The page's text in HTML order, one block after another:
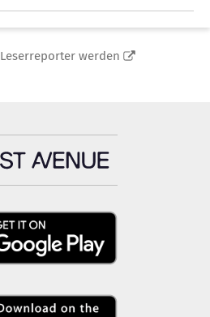
Leserreporter werden